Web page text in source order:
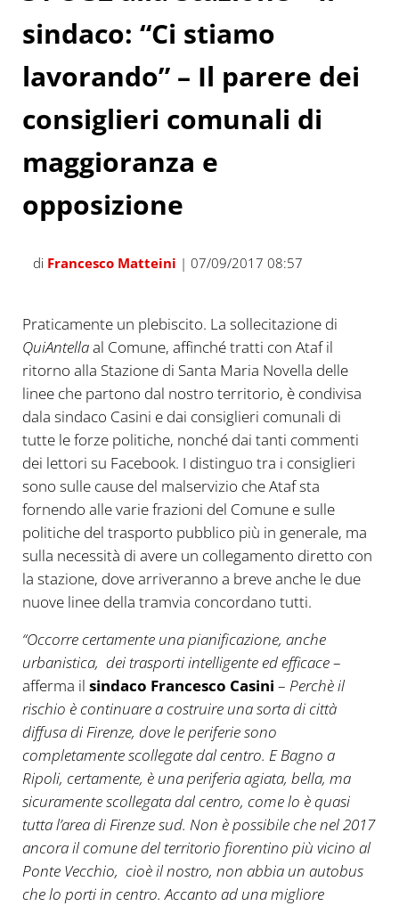
sindaco: “Ci stiamo
lavorando” – Il parere dei
consiglieri comunali di
maggioranza e
opposizione
di Francesco Matteini | 07/09/2017 08:57
Praticamente un plebiscito. La sollecitazione di
QuiAntellaal Comune, affinché tratti con Ataf il
ritorno alla Stazione di Santa Maria Novella delle
linee che partono dal nostro territorio, è condivisa
dala sindaco Casini e dai consiglieri comunali di
tutte le forze politiche, nonché dai tanti commenti
dei lettori su Facebook. I distinguo tra i consiglieri
sono sulle cause del malservizio che Ataf sta
fornendo alle varie frazioni del Comune e sulle
politiche del trasporto pubblico più in generale, ma
sulla necessità di avere un collegamento diretto con
la stazione, dove arriveranno a breve anche le due
nuove linee della tramvia concordano tutti.
“Occorre certamente una pianificazione, anche
urbanistica, dei trasporti intelligente ed efficace–
afferma il sindaco Francesco Casini – Perchè il
rischio è continuare a costruire una sorta di città
diffusa di Firenze, dove le periferie sono
completamente scollegate dal centro. E Bagno a
Ripoli, certamente, è una periferia agiata, bella, ma
sicuramente scollegata dal centro, come lo è quasi
tutta l’area di Firenze sud. Non è possibile che nel 2017
ancora il comune del territorio fiorentino più vicino al
Ponte Vecchio, cioè il nostro, non abbia un autobus
che lo porti in centro. Accanto ad una migliore